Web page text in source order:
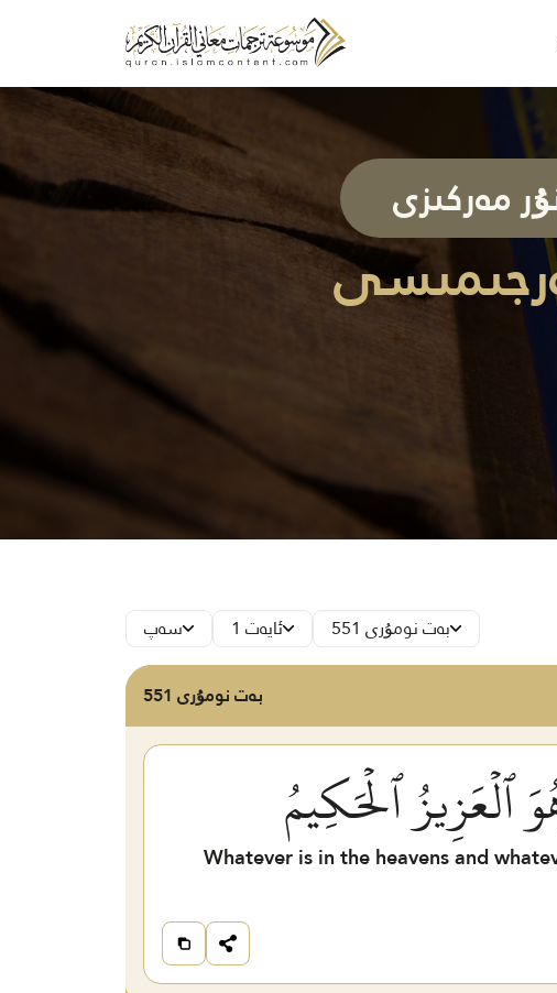
مەركىزى
سەپ ئايەت 1 بەت نومۇرى 551
بەت نومۇرى 551
ٱلۡعَزِيزُ ٱلۡحَكِيمُ
Whatever is in the heavens and